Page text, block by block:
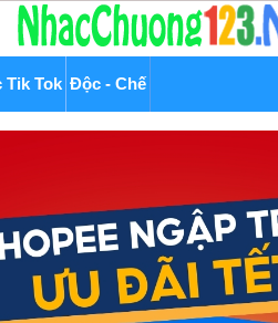
Tik Tok Độc - Chế